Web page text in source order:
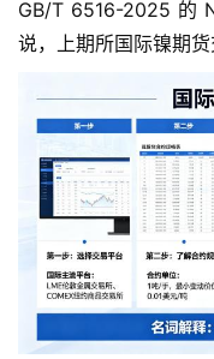
GB/T 6516-2025 的
说，上期所国际镍期